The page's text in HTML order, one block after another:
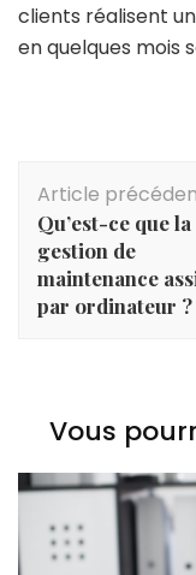
clients réalisent
en quelques mois
Navigation
d'article
Article
Qu’est-ce que la
gestion de
maintenance
par ordinateur ?
Vous